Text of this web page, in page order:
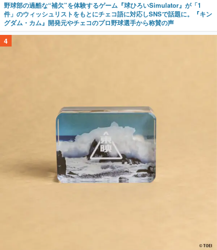
野球部の過酷な“補欠”を体験するゲーム『球ひろいSimulator』が「1
件」のウィッシュリストをもとにチェコ語に対応しSNSで話題に。『キン
グダム・カム』開発元やチェコのプロ野球選手から称賛の声
4